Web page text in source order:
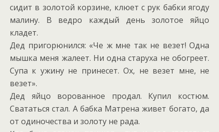
сидит в золотой корзине, клюет с рук бабки ягоду
малину. В ведро каждый день золотое яйцо
кладет.
Дед пригорюнился: «Че ж мне так не везет! Одна
мышка меня жалеет. Ни одна старуха не обогреет.
Супа к ужину не принесет. Ох, не везет мне, не
везет».
Дед яйцо ворованное продал. Купил костюм.
Свататься стал. А бабка Матрена живет богато, да
от одиночества и золоту не рада.